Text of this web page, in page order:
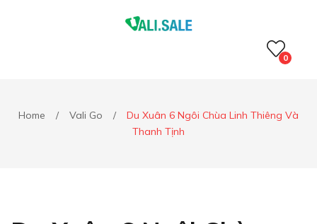
0
Home / Vali Go /
Du Xuân 6 Ngôi Chùa Linh Thiêng Và
Thanh Tịnh